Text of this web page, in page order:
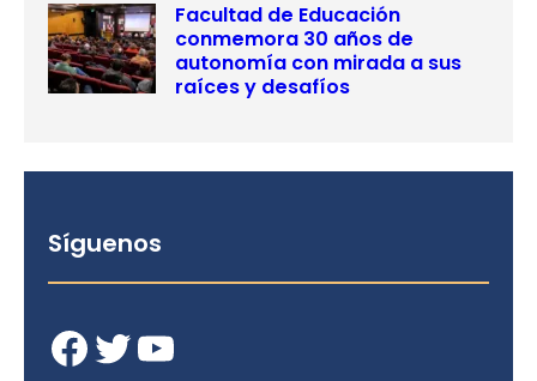
Facultad de Educación
conmemora 30 años de
autonomía con mirada a sus
raíces y desafíos
Síguenos
Facebook Twitter YouTube